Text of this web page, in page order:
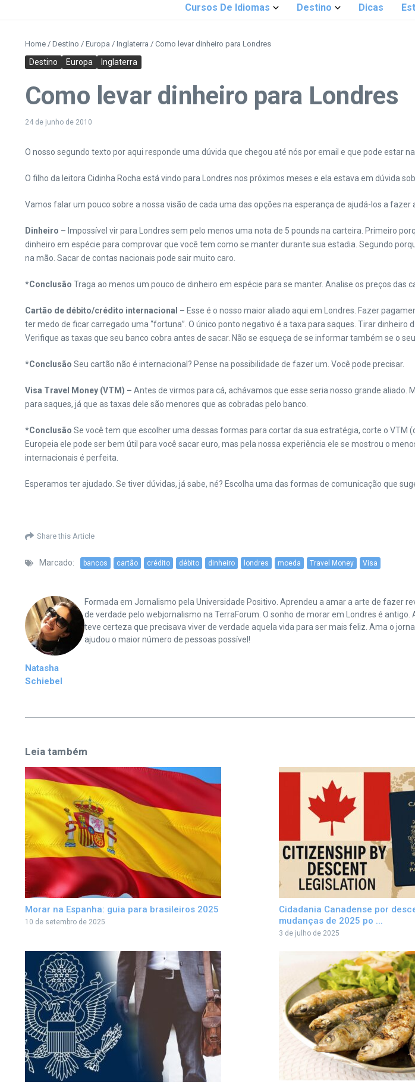
Cursos De Idiomas Destino Dicas
Home / Destino / Europa / Inglaterra / Como levar dinheiro para Londres
Destino Europa Inglaterra
Como levar dinheiro para Londres
24 de junho de 2010
O nosso segundo texto por aqui responde uma dúvida que chegou até nós por email e que pode estar
O filho da leitora Cidinha Rocha está vindo para Londres nos próximos meses e ela estava em dúvida
Vamos falar um pouco sobre a nossa visão de cada uma das opções na esperança de ajudá-los a fazer
Dinheiro – Impossível vir para Londres sem pelo menos uma nota de 5 pounds na carteira. Primeiro
dinheiro em espécie para comprovar que você tem como se manter durante sua estadia. Segundo
na mão. Sacar de contas nacionais pode sair muito caro.
*Conclusão Traga ao menos um pouco de dinheiro em espécie para se manter. Analise os preços
Cartão de débito/crédito internacional – Esse é o nosso maior aliado aqui em Londres. Fazer
ter medo de ficar carregado uma “fortuna”. O único ponto negativo é a taxa para saques. Tirar dinheiro
Verifique as taxas que seu banco cobra antes de sacar. Não se esqueça de se informar também se o
*Conclusão Seu cartão não é internacional? Pense na possibilidade de fazer um. Você pode precisar.
Visa Travel Money (VTM) – Antes de virmos para cá, achávamos que esse seria nosso grande
para saques, já que as taxas dele são menores que as cobradas pelo banco.
*Conclusão Se você tem que escolher uma dessas formas para cortar da sua estratégia, corte o VTM
Europeia ele pode ser bem útil para você sacar euro, mas pela nossa experiência ele se mostrou o
internacionais é perfeita.
Esperamos ter ajudado. Se tiver dúvidas, já sabe, né? Escolha uma das formas de comunicação que
Share this Article
Marcado: bancos cartão crédito débito dinheiro londres moeda Travel Money Visa
Natasha
Schiebel
Formada em Jornalismo pela Universidade Positivo. Aprendeu a amar a arte de fazer
de verdade pelo webjornalismo na TerraForum. O sonho de morar em Londres é
teve certeza que precisava viver de verdade aquela vida para ser mais feliz. Ama o
ajudou o maior número de pessoas possível!
Leia também
Morar na Espanha: guia para brasileiros 2025
10 de setembro de 2025
Cidadania Canadense por
mudanças de 2025 po ...
3 de julho de 2025